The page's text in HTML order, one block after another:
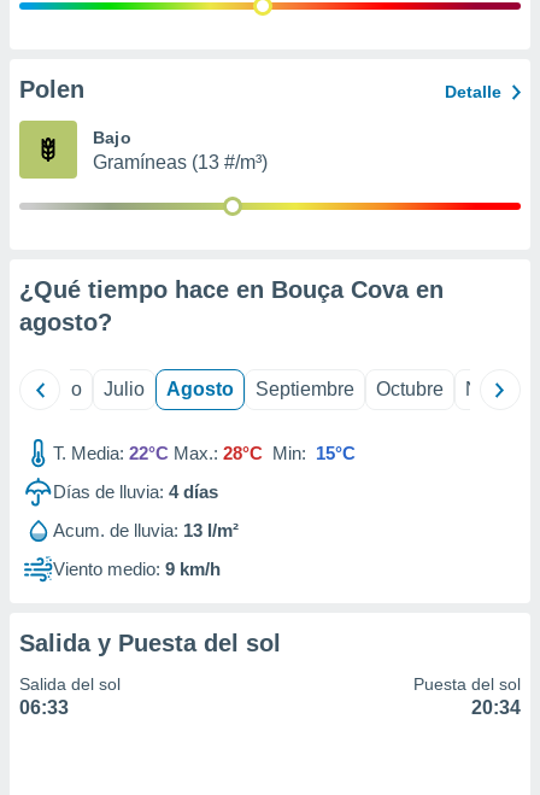
e
publicidad
Polen Detalle
Bajo
Gramíneas (13 #/m³)
¿Qué tiempo hace en Bouça Cova en
agosto?
Junio Julio Agosto Septiembre Octubre
T. Media: 22°C Max.: 28°C Min: 15°C
Días de lluvia: 4días
Acum. de lluvia: 13 l/m²
Viento medio: 9 km/h
Salida y Puesta del sol
Salida del sol
06:33
Puesta del sol
20:34